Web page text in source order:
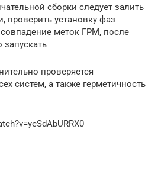
сборки следует залить
проверить установку фаз
меток ГРМ, после
запускать
проверяется
систем, а также герметичность